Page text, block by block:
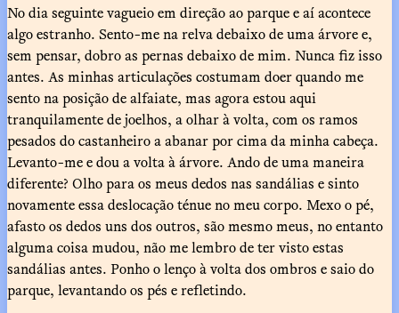
No dia seguinte vagueio em direção ao parque e aí acontece
algo estranho. Sento-me na relva debaixo de uma árvore e,
sem pensar, dobro as pernas debaixo de mim. Nunca fiz isso
antes. As minhas articulações costumam doer quando me
sento na posição de alfaiate, mas agora estou aqui
tranquilamente de joelhos, a olhar à volta, com os ramos
pesados do castanheiro a abanar por cima da minha cabeça.
Levanto-me e dou a volta à árvore. Ando de uma maneira
diferente? Olho para os meus dedos nas sandálias e sinto
novamente essa deslocação ténue no meu corpo. Mexo o pé,
afasto os dedos uns dos outros, são mesmo meus, no entanto
alguma coisa mudou, não me lembro de ter visto estas
sandálias antes. Ponho o lenço à volta dos ombros e saio do
parque, levantando os pés e refletindo.